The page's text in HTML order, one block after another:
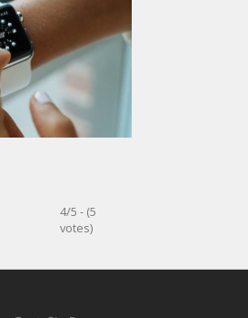
4/5 - (5
votes)